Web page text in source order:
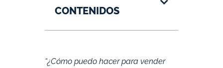
CONTENIDOS
“¿Cómo puedo hacer para vender